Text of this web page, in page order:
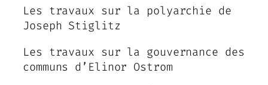
Les travaux sur la polyarchie de
Joseph Stiglitz
Les travaux sur la gouvernance des
communs d’Elinor Ostrom